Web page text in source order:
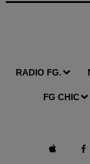
RADIO FG.
FG CHIC